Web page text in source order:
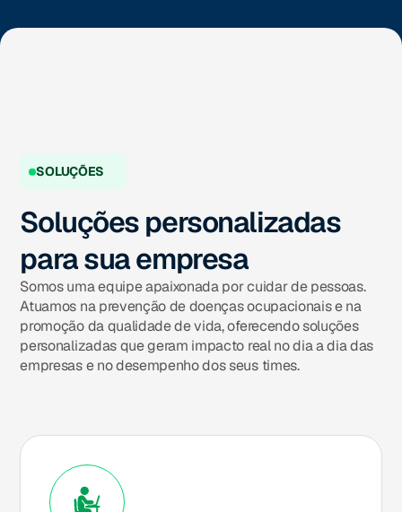
SOLUÇÕES
Soluções personalizadas
para sua empresa
Somos uma equipe apaixonada por cuidar de pessoas.
Atuamos na prevenção de doenças ocupacionais e na
promoção da qualidade de vida, oferecendo soluções
personalizadas que geram impacto real no dia a dia das
empresas e no desempenho dos seus times.